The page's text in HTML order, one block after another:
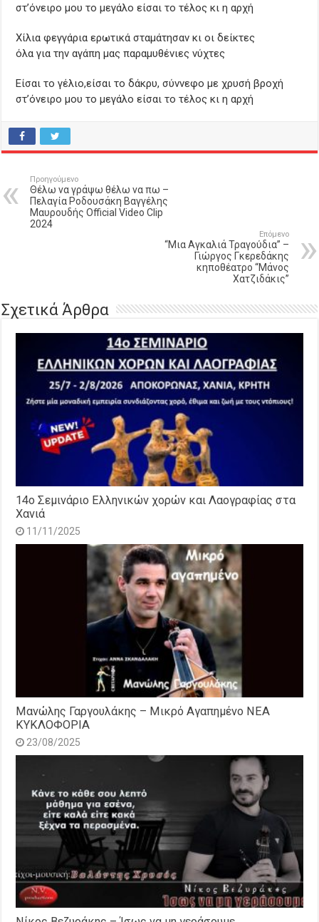
στ’όνειρο μου το μεγάλο είσαι το τέλος κι η αρχή
Χίλια φεγγάρια ερωτικά σταμάτησαν κι οι δείκτες
όλα για την αγάπη μας παραμυθένιες νύχτες
Είσαι το γέλιο,είσαι το δάκρυ, σύννεφο με χρυσή βροχή
στ’όνειρο μου το μεγάλο είσαι το τέλος κι η αρχή
Προηγούμενο
Θέλω να γράψω θέλω να πω –
Πελαγία Ροδουσάκη Βαγγέλης
Μαυρουδής Official Video Clip
2024
Επόμενο
“Μια Αγκαλιά Τραγούδια” –
Γιώργος Γκερεδάκης
κηποθέατρο “Μάνος
Χατζιδάκις”
Σχετικά Άρθρα
14o Σεμινάριο Ελληνικών χορών και Λαογραφίας στα
Χανιά
11/11/2025
Μανώλης Γαργουλάκης – Μικρό Αγαπημένο NEΑ
ΚΥΚΛΟΦΟΡΙΑ
23/08/2025